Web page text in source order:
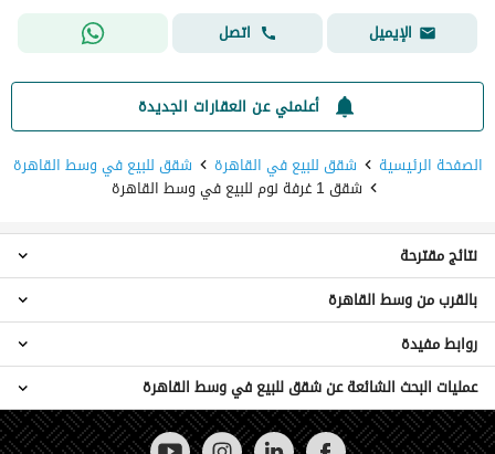
الإيميل
اتصل
أعلمني عن العقارات الجديدة
الصفحة الرئيسية
شقق للبيع في القاهرة شقق للبيع في وسط القاهرة
شقق 1 غرفة نوم للبيع في وسط القاهرة
شقق 3 غرف نوم للبيع في وسط القاهرة
شقق فندقية للبيع في وسط القاهرة
شقق للبيع في وسط القاهرة
عقارات سكنية اخرى للبيع في وسط القاهرة
أراضي للبيع في وسط القاهرة
عقارات للبيع في وسط القاهرة
نتائج مقترحة
شقق 1 غرفة نوم للبيع في الزمالك
شقق 1 غرفة نوم للبيع في الدقى
شقق 1 غرفة نوم للبيع في المهندسين
شقق 1 غرفة نوم للبيع في حى الجيزة
بالقرب من وسط القاهرة
شقق للايجار في وسط القاهرة
عقارات للبيع في القاهرة
روابط مفيدة
شقق للبيع في وسط البلد بالتقسيط
عمليات البحث الشائعة عن شقق للبيع في وسط القاهرة